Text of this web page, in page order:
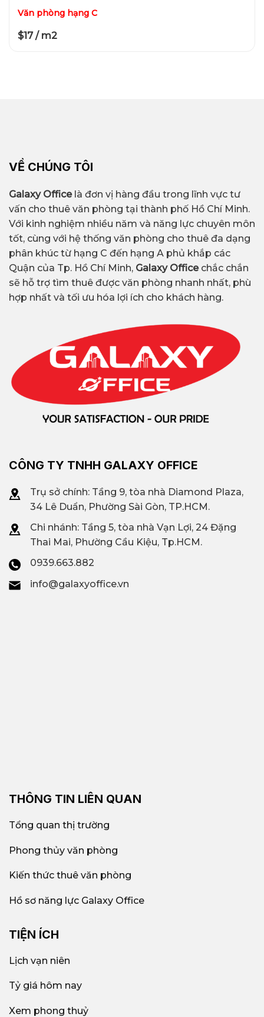
Văn phòng hạng C
$17 / m2
VỀ CHÚNG TÔI
Galaxy Officelà đơn vị hàng đầu trong lĩnh vực tư
vấn cho thuê văn phòng tại thành phố Hồ Chí Minh.
Với kinh nghiệm nhiều năm và năng lực chuyên môn
tốt, cùng với hệ thống văn phòng cho thuê đa dạng
phân khúc từ hạng C đến hạng A phủ khắp các
Quận của Tp. Hồ Chí Minh, Galaxy Office chắc chắn
sẽ hỗ trợ tìm thuê được văn phòng nhanh nhất, phù
hợp nhất và tối ưu hóa lợi ích cho khách hàng.
CÔNG TY TNHH GALAXY OFFICE
Trụ sở chính: Tầng 9, tòa nhà Diamond Plaza,
34 Lê Duẩn, Phường Sài Gòn, TP.HCM.
Chi nhánh: Tầng 5, tòa nhà Vạn Lợi, 24 Đặng
Thai Mai, Phường Cầu Kiệu, Tp.HCM.
0939.663.882
info@galaxyoffice.vn
THÔNG TIN LIÊN QUAN
Tổng quan thị trường
Phong thủy văn phòng
Kiến thức thuê văn phòng
Hồ sơ năng lực Galaxy Office
TIỆN ÍCH
Lịch vạn niên
Tỷ giá hôm nay
Xem phong thuỷ